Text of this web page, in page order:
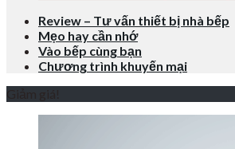
Review – Tư vấn thiết bị nhà bếp
Mẹo hay cần nhớ
Vào bếp cùng bạn
Chương trình khuyến mại